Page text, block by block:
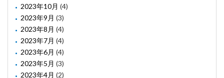
2023年10月 (4)
2023年9月 (3)
2023年8月 (4)
2023年7月 (4)
2023年6月 (4)
2023年5月 (3)
2023年4月 (2)